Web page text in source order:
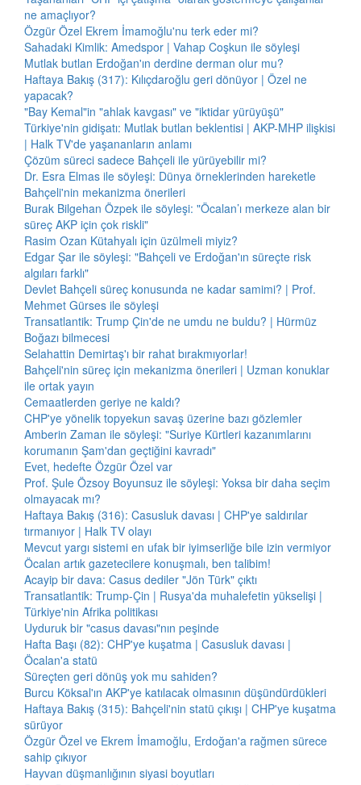
ne amaçlıyor?
Özgür Özel Ekrem İmamoğlu'nu terk eder mi?
Sahadaki Kimlik: Amedspor | Vahap Coşkun ile söyleşi
Mutlak butlan Erdoğan'ın derdine derman olur mu?
Haftaya Bakış (317): Kılıçdaroğlu geri dönüyor | Özel ne
yapacak?
"Bay Kemal"in "ahlak kavgası" ve "iktidar yürüyüşü"
Türkiye'nin gidişatı: Mutlak butlan beklentisi | AKP-MHP ilişkisi
| Halk TV'de yaşananların anlamı
Çözüm süreci sadece Bahçeli ile yürüyebilir mi?
Dr. Esra Elmas ile söyleşi: Dünya örneklerinden hareketle
Bahçeli'nin mekanizma önerileri
Burak Bilgehan Özpek ile söyleşi: "Öcalan’ı merkeze alan bir
süreç AKP için çok riskli"
Rasim Ozan Kütahyalı için üzülmeli miyiz?
Edgar Şar ile söyleşi: "Bahçeli ve Erdoğan'ın süreçte risk
algıları farklı"
Devlet Bahçeli süreç konusunda ne kadar samimi? | Prof.
Mehmet Gürses ile söyleşi
Transatlantik: Trump Çin'de ne umdu ne buldu? | Hürmüz
Boğazı bilmecesi
Selahattin Demirtaş'ı bir rahat bırakmıyorlar!
Bahçeli'nin süreç için mekanizma önerileri | Uzman konuklar
ile ortak yayın
Cemaatlerden geriye ne kaldı?
CHP'ye yönelik topyekun savaş üzerine bazı gözlemler
Amberin Zaman ile söyleşi: "Suriye Kürtleri kazanımlarını
korumanın Şam'dan geçtiğini kavradı"
Evet, hedefte Özgür Özel var
Prof. Şule Özsoy Boyunsuz ile söyleşi: Yoksa bir daha seçim
olmayacak mı?
Haftaya Bakış (316): Casusluk davası | CHP'ye saldırılar
tırmanıyor | Halk TV olayı
Mevcut yargı sistemi en ufak bir iyimserliğe bile izin vermiyor
Öcalan artık gazetecilere konuşmalı, ben talibim!
Acayip bir dava: Casus dediler "Jön Türk" çıktı
Transatlantik: Trump-Çin | Rusya'da muhalefetin yükselişi |
Türkiye'nin Afrika politikası
Uyduruk bir "casus davası"nın peşinde
Hafta Başı (82): CHP'ye kuşatma | Casusluk davası |
Öcalan'a statü
Süreçten geri dönüş yok mu sahiden?
Burcu Köksal'ın AKP'ye katılacak olmasının düşündürdükleri
Haftaya Bakış (315): Bahçeli'nin statü çıkışı | CHP'ye kuşatma
sürüyor
Özgür Özel ve Ekrem İmamoğlu, Erdoğan'a rağmen sürece
sahip çıkıyor
Hayvan düşmanlığının siyasi boyutları